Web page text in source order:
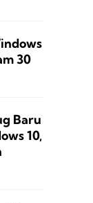
30
Baru
10,